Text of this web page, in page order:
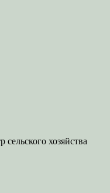
хозяйства